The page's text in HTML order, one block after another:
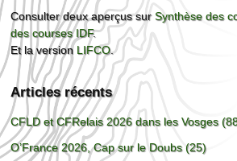
Consulter deux aperçus surSynthèse des
des courses IDF.
Et la version LIFCO.
Articles récents
CFLD et CFRelais 2026 dans les Vosges
O’France 2026, Cap sur le Doubs (25)